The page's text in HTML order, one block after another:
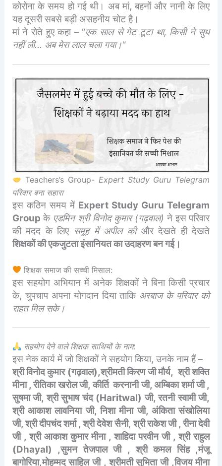
कोरोना के समय हो गई थी। अब मां, बहनों और नानी के लिए
यह दूसरी सबसे बड़ी असहनीय चोट है।
मां ने रोते हुए कहा – “एक साल से गेट टूटा था, किसी ने सुध
नहीं ली… अब मेरा लाल चला गया।“
Teachers’s Group- Expert Study Guru Telegram
परिवार बना सहारा
इस कठिन समय में Expert Study Guru Telegram
Group के एडमिन श्री विनोद कुमार (गढ़वाल) ने इस परिवार
की मदद के लिए समूह में अपील कीऔर देखते ही देखते
शिक्षकों की एकजुटता इंसानियत का उदाहरण बन गई।
शिक्षक समाज की सच्ची मिसाल:
इस सहयोग अभियान में अनेक शिक्षकों ने बिना किसी प्रचार
के, चुपचाप अपना योगदान दिया ताकि अरबाज के परिवार को
राहत मिल सके।
सहयोग देने वाले शिक्षक साथियों के नाम:
इस नेक कार्य में जो शिक्षकों ने सहयोग किया, उनके नाम हैं –
श्री विनोद कुमार (गढ़वाल),श्रीमती किरण जी मौर्य, श्री शक्ति
मीना , रीतिका खरोल जी, कीर्ति करनानी जी, अम्बिका शर्मा जी ,
सुषमा जी, श्री सुभाष चंद (Haritwal) जी, रतनी स्वामी जी,
श्री आकाश लावनिया जी, निशा मीना जी, अंकिता संखोलिया
जी, श्री दीपचंद शर्मा , श्री देवेश सैनी,श्री राकेश जी , रीना देवी
जी , श्री आकाश कुमार मीना , शाहिदा परवीन जी , श्री राहुल
(Dhayal) ,सुमन तेजपाल जी , श्री कमल सिंह ,मंजू
बागोरिया,मोहम्मद साहिल जी , श्रीमती सुभिता जी ,विजय मीना